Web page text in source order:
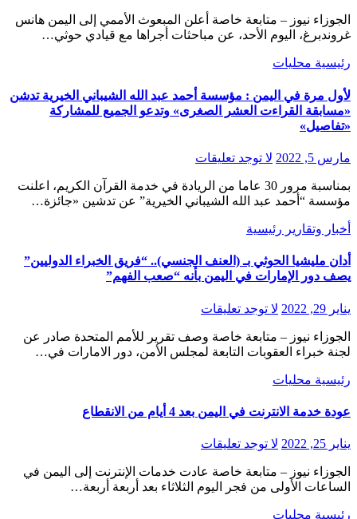
غروندبرغ، اليوم الأحد، عن مباحثات أجراها مع قيادي حوثي…
رئيسية محليات
لأول مرة في اليمن : مؤسسة أحمد عبد الله الشيباني الخيرية تدشن
«مسابقة القراءت العشر الصغرى» وتدعو الجميع للمشاركة
«تفاصيل»
مارس 5, 2022 لا توجد تعليقات
بمناسبة مرور 30 عاما من الريادة في خدمة القرآن الكريم، اعلنت
مؤسسة “أحمد عبد الله الشيباني الخيرية” عن تدشين «جائزة…
أخبار وتقارير رئيسية
أدان مليشيا الحوثي بـ (العنف الجنسي).. “فريق الخبراء الدوليين”
يصف دور الإمارات في اليمن بأنه “صعب الفهم”
يناير 29, 2022 لا توجد تعليقات
لجنة خبراء العقوبات التابعة لمجلس الأمن، دور الامارات في…
رئيسية محليات
عودة خدمة الانترنت في اليمن بعد 4 أيام من الانقطاع
يناير 25, 2022 لا توجد تعليقات
الساعات الأولى من فجر اليوم الثلاثاء بعد أربعة أربعة…
رئيسية محليات